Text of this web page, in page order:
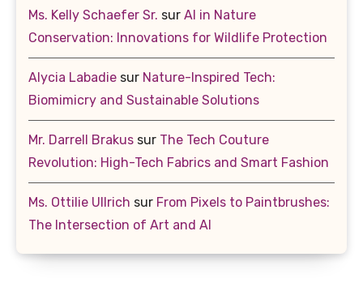
Ms. Kelly Schaefer Sr. sur AI in Nature
Conservation: Innovations for Wildlife Protection
Alycia Labadie sur Nature-Inspired Tech:
Biomimicry and Sustainable Solutions
Mr. Darrell Brakus sur The Tech Couture
Revolution: High-Tech Fabrics and Smart Fashion
Ms. Ottilie Ullrich sur From Pixels to Paintbrushes:
The Intersection of Art and AI